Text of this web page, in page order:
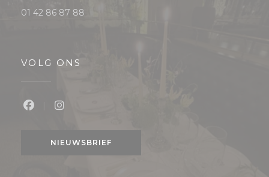
01 42 86 87 88
VOLG ONS
NIEUWSBRIEF